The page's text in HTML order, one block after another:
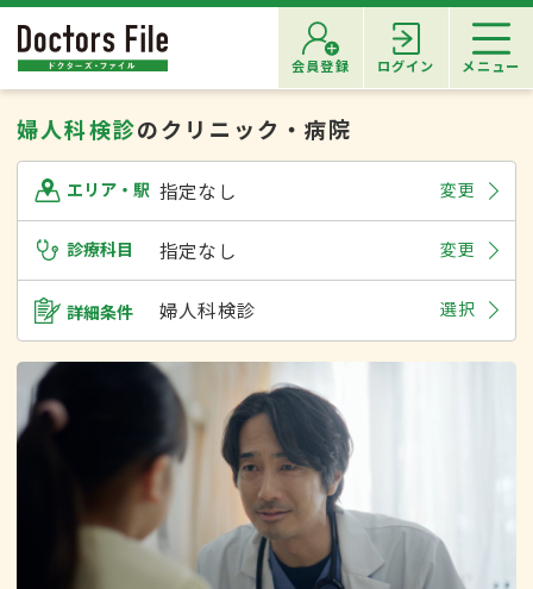
会員登録 ログイン メニュー
婦人科検診のクリニック・病院
エリア・駅 指定なし 変更
診療科目 指定なし 変更
詳細条件 婦人科検診 選択